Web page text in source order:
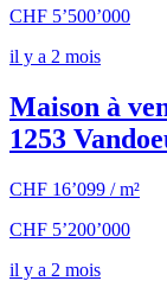
CHF 5’500’000
il y a 2 mois
Maison à
1253
CHF 16’099 / m²
CHF 5’200’000
il y a 2 mois